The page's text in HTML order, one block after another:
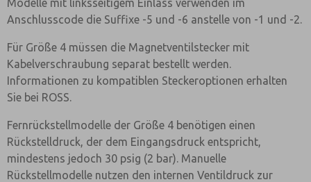
Modelle mit linksseitigem Einlass verwenden im
Anschlusscode die Suffixe -5 und -6 anstelle von -1 und -2.
Für Größe 4 müssen die Magnetventilstecker mit
Kabelverschraubung separat bestellt werden.
Informationen zu kompatiblen Steckeroptionen erhalten
Sie bei ROSS.
Fernrückstellmodelle der Größe 4 benötigen einen
Rückstelldruck, der dem Eingangsdruck entspricht,
mindestens jedoch 30 psig (2 bar). Manuelle
Rückstellmodelle nutzen den internen Ventildruck zur